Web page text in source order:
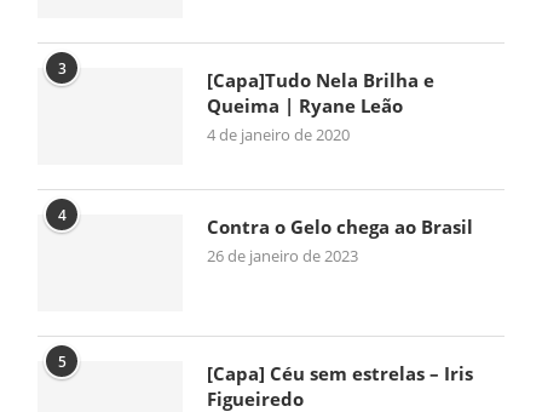
3
[Capa]Tudo Nela Brilha e
Queima | Ryane Leão
4 de janeiro de 2020
4 Contra o Gelo chega ao Brasil
26 de janeiro de 2023
5
[Capa] Céu sem estrelas – Iris
Figueiredo